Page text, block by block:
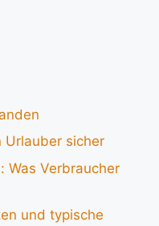
Urlauber sicher
Was Verbraucher
und typische